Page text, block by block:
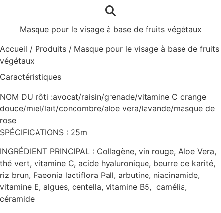
Masque pour le visage à base de fruits végétaux
Accueil / Produits / Masque pour le visage à base de fruits
végétaux
Caractéristiques
NOM DU rôti :avocat/raisin/grenade/vitamine C orange
douce/miel/lait/concombre/aloe vera/lavande/masque de
rose
SPÉCIFICATIONS : 25m
INGRÉDIENT PRINCIPAL : Collagène, vin rouge, Aloe Vera,
thé vert, vitamine C, acide hyaluronique, beurre de karité,
riz brun, Paeonia lactiflora Pall, arbutine, niacinamide,
vitamine E, algues, centella, vitamine B5, camélia,
céramide